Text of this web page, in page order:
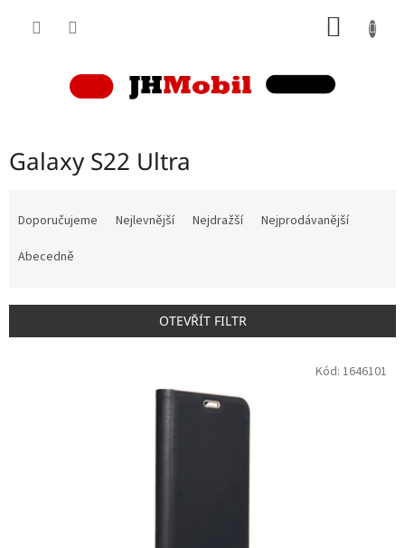
Galaxy S22 Ultra
r
Doporučujeme Nejlevnější Nejdražší
Nejprodávanější
Abecedně
OTEVŘÍT FILTR
Kód: 1646101